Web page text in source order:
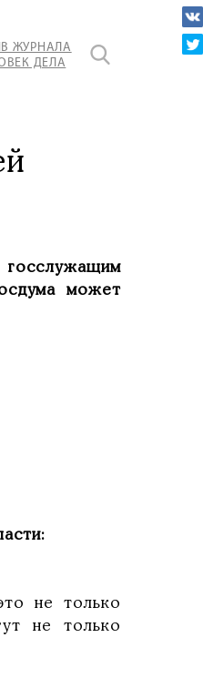
ЖУРНАЛА
ДЕЛА
может
не только
не только